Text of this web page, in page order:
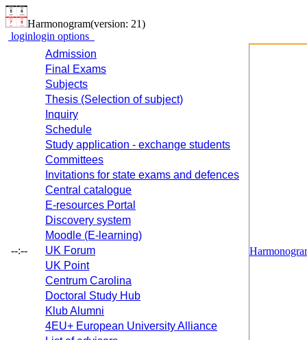
Harmonogram(version: 21)
loginlogin options
--:--
Admission
Final Exams
Subjects
Thesis (Selection of subject)
Inquiry
Schedule
Study application - exchange students
Committees
Invitations for state exams and defences
Central catalogue
E-resources Portal
Discovery system
Moodle (E-learning)
UK Forum
UK Point
Centrum Carolina
Doctoral Study Hub
Klub Alumni
4EU+ European University Alliance